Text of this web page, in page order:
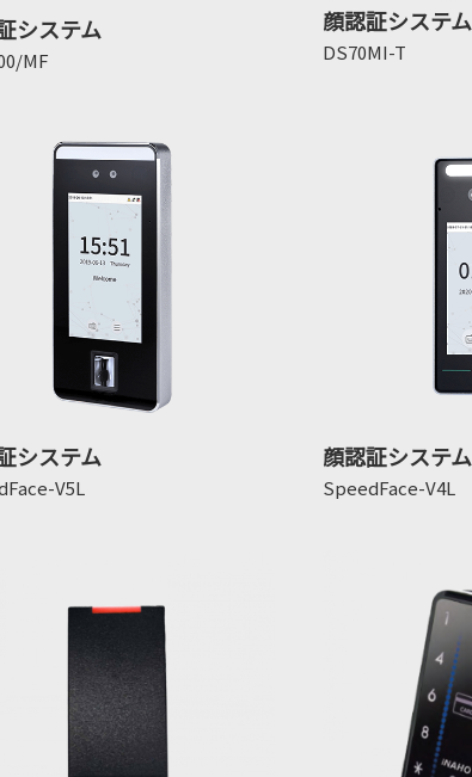
システム
MF
顔認証システム
DS70MI-T
システム
V5L
顔認証システム
SpeedFace-V4L